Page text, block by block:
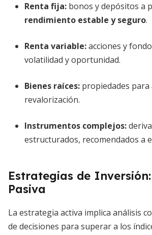
Renta fija: bonos y depósitos a
rendimiento estable y seguro.
Renta variable:acciones y
volatilidad y oportunidad.
Bienes raíces: propiedades para
revalorización.
Instrumentos complejos:
estructurados, recomendados a
Estrategias de
Pasiva
La estrategia activa implica análisis
de decisiones para superar a los